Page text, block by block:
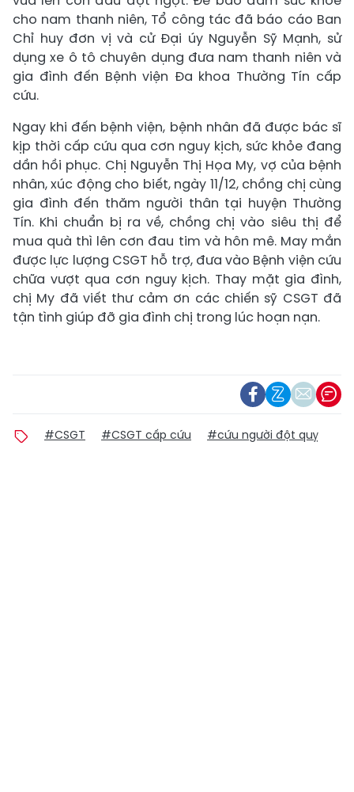
cho nam thanh niên, Tổ công tác đã báo cáo Ban
Chỉ huy đơn vị và cử Đại úy Nguyễn Sỹ Mạnh, sử
dụng xe ô tô chuyên dụng đưa nam thanh niên và
gia đình đến Bệnh viện Đa khoa Thường Tín cấp
cứu.
Ngay khi đến bệnh viện, bệnh nhân đã được bác sĩ
kịp thời cấp cứu qua cơn nguy kịch, sức khỏe đang
dần hồi phục. Chị Nguyễn Thị Họa My, vợ của bệnh
nhân, xúc động cho biết, ngày 11/12, chồng chị cùng
gia đình đến thăm người thân tại huyện Thường
Tín. Khi chuẩn bị ra về, chồng chị vào siêu thị để
mua quà thì lên cơn đau tim và hôn mê. May mắn
được lực lượng CSGT hỗ trợ, đưa vào Bệnh viện cứu
chữa vượt qua cơn nguy kịch. Thay mặt gia đình,
chị My đã viết thư cảm ơn các chiến sỹ CSGT đã
tận tình giúp đỡ gia đình chị trong lúc hoạn nạn.
#CSGT #CSGT cấp cứu #cứu người đột quỵ